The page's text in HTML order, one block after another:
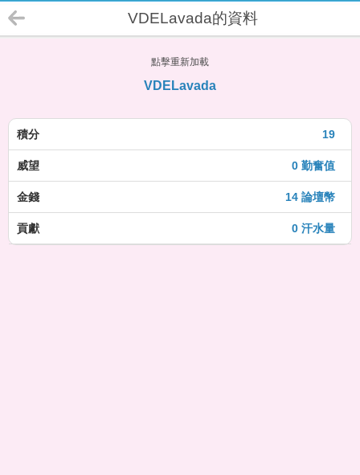
VDELavada的資料
點擊重新加載
VDELavada
19
積分
0 勤奮值
威望
14 論壇幣
金錢
0 汗水量
貢獻